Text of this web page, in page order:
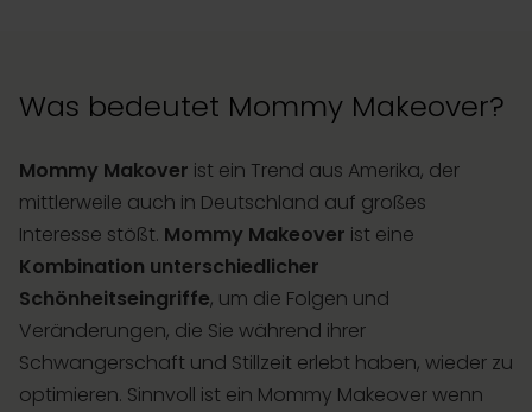
Was bedeutet Mommy Makeover?
Mommy Makover ist ein Trend aus Amerika, der
mittlerweile auch in Deutschland auf großes
Interesse stößt. Mommy Makeover ist eine
Kombination unterschiedlicher
Schönheitseingriffe, um die Folgen und
Veränderungen, die Sie während ihrer
Schwangerschaft und Stillzeit erlebt haben, wieder zu
optimieren. Sinnvoll ist ein Mommy Makeover wenn